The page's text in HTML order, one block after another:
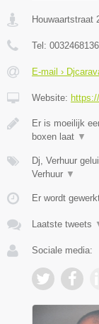
Houwaartstraat
Tel:
E-mail ›
Website:
Er is moeilijk
boxen laat ▼
Dj, Verhuur
Verhuur ▼
Er wordt
Laatste tweets
Sociale media: